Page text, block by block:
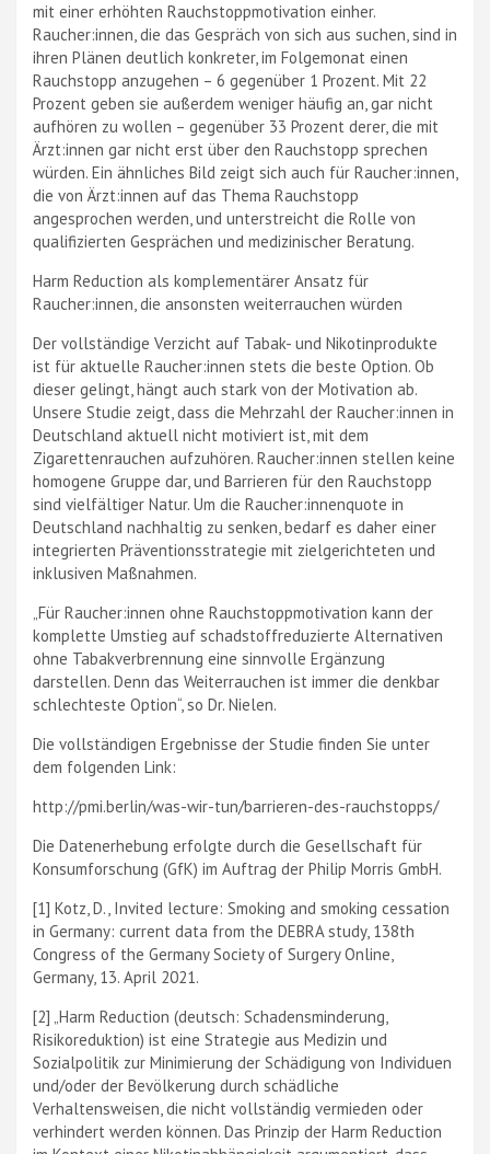
mit einer erhöhten Rauchstoppmotivation einher.
Raucher:innen, die das Gespräch von sich aus suchen, sind in
ihren Plänen deutlich konkreter, im Folgemonat einen
Rauchstopp anzugehen – 6 gegenüber 1 Prozent. Mit 22
Prozent geben sie außerdem weniger häufig an, gar nicht
aufhören zu wollen – gegenüber 33 Prozent derer, die mit
Ärzt:innen gar nicht erst über den Rauchstopp sprechen
würden. Ein ähnliches Bild zeigt sich auch für Raucher:innen,
die von Ärzt:innen auf das Thema Rauchstopp
angesprochen werden, und unterstreicht die Rolle von
qualifizierten Gesprächen und medizinischer Beratung.
Harm Reduction als komplementärer Ansatz für
Raucher:innen, die ansonsten weiterrauchen würden
Der vollständige Verzicht auf Tabak- und Nikotinprodukte
ist für aktuelle Raucher:innen stets die beste Option. Ob
dieser gelingt, hängt auch stark von der Motivation ab.
Unsere Studie zeigt, dass die Mehrzahl der Raucher:innen in
Deutschland aktuell nicht motiviert ist, mit dem
Zigarettenrauchen aufzuhören. Raucher:innen stellen keine
homogene Gruppe dar, und Barrieren für den Rauchstopp
sind vielfältiger Natur. Um die Raucher:innenquote in
Deutschland nachhaltig zu senken, bedarf es daher einer
integrierten Präventionsstrategie mit zielgerichteten und
inklusiven Maßnahmen.
„Für Raucher:innen ohne Rauchstoppmotivation kann der
komplette Umstieg auf schadstoffreduzierte Alternativen
ohne Tabakverbrennung eine sinnvolle Ergänzung
darstellen. Denn das Weiterrauchen ist immer die denkbar
schlechteste Option“, so Dr. Nielen.
Die vollständigen Ergebnisse der Studie finden Sie unter
dem folgenden Link:
http://pmi.berlin/was-wir-tun/barrieren-des-rauchstopps/
Die Datenerhebung erfolgte durch die Gesellschaft für
Konsumforschung (GfK) im Auftrag der Philip Morris GmbH.
[1] Kotz, D., Invited lecture: Smoking and smoking cessation
in Germany: current data from the DEBRA study, 138th
Congress of the Germany Society of Surgery Online,
Germany, 13. April 2021.
[2] „Harm Reduction (deutsch: Schadensminderung,
Risikoreduktion) ist eine Strategie aus Medizin und
Sozialpolitik zur Minimierung der Schädigung von Individuen
und/oder der Bevölkerung durch schädliche
Verhaltensweisen, die nicht vollständig vermieden oder
verhindert werden können. Das Prinzip der Harm Reduction